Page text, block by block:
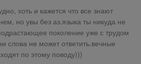
хоть и кажется что все знают
но увы без аз.языка ты никуда не
поколение уже с трудом
слова не может ответить.вечные
по этому поводу)))